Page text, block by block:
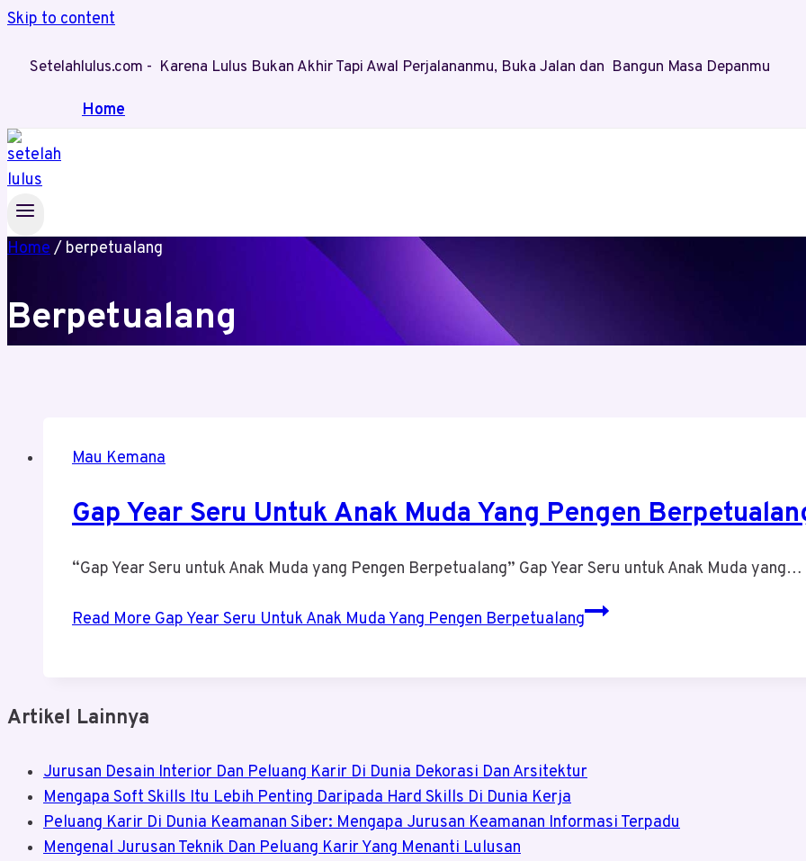
Skip to content
Setelahlulus.com - Karena Lulus Bukan Akhir Tapi Awal Perjalananmu, Buka Jalan dan Bangun Masa Depanmu
Home
Home/ berpetualang
Berpetualang
Mau Kemana
Gap Year Seru Untuk Anak Muda Yang Pengen
“Gap Year Seru untuk Anak Muda yang Pengen Berpetualang” Gap Year Seru untuk Anak Muda yang…
Read MoreGap Year Seru Untuk Anak Muda Yang Pengen Berpetualang
Artikel Lainnya
Jurusan Desain Interior Dan Peluang Karir Di Dunia Dekorasi Dan Arsitektur
Mengapa Soft Skills Itu Lebih Penting Daripada Hard Skills Di Dunia Kerja
Peluang Karir Di Dunia Keamanan Siber: Mengapa Jurusan Keamanan Informasi Terpadu
Mengenal Jurusan Teknik Dan Peluang Karir Yang Menanti Lulusan